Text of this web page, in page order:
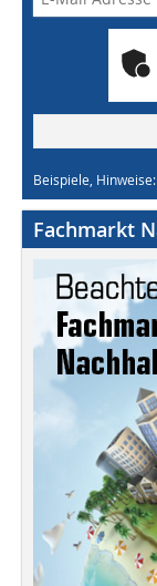
Beispiele,
Fachmarkt